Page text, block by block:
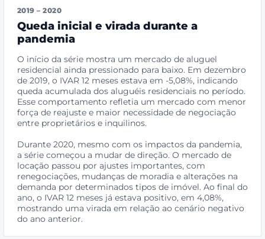
2019 – 2020
Queda inicial e virada durante a
pandemia
O início da série mostra um mercado de aluguel
residencial ainda pressionado para baixo. Em dezembro
de 2019, o IVAR 12 meses estava em -5,08%, indicando
queda acumulada dos aluguéis residenciais no período.
Esse comportamento refletia um mercado com menor
força de reajuste e maior necessidade de negociação
entre proprietários e inquilinos.
Durante 2020, mesmo com os impactos da pandemia,
a série começou a mudar de direção. O mercado de
locação passou por ajustes importantes, com
renegociações, mudanças de moradia e alterações na
demanda por determinados tipos de imóvel. Ao final do
ano, o IVAR 12 meses já estava positivo, em 4,08%,
mostrando uma virada em relação ao cenário negativo
do ano anterior.